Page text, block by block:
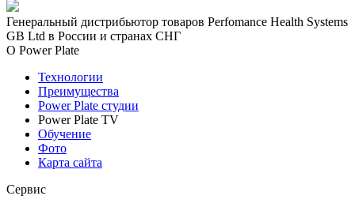
Генеральный дистрибьютор товаров Perfomance Health Systems
GB Ltd в России и странах СНГ
О Power Plate
Технологии
Преимущества
Power Plate студии
Power Plate TV
Обучение
Фото
Карта сайта
Сервис